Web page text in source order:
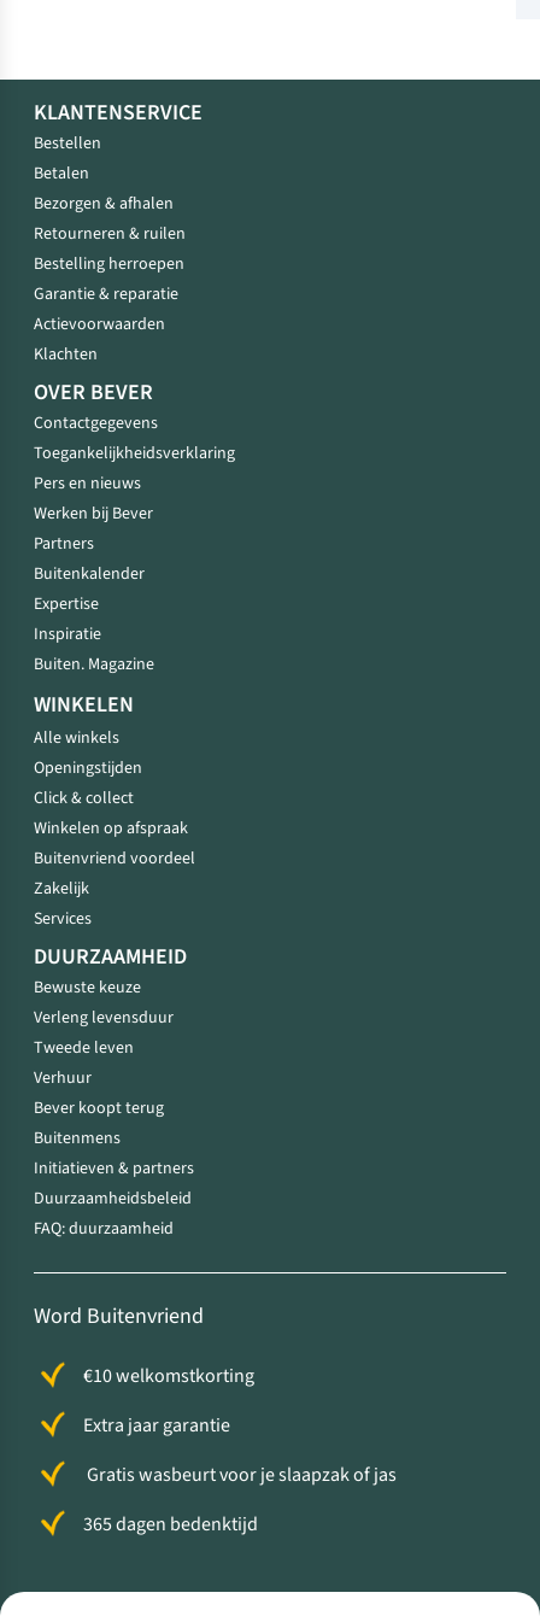
KLANTENSERVICE
Bestellen
Betalen
Bezorgen & afhalen
Retourneren & ruilen
Bestelling herroepen
Garantie & reparatie
Actievoorwaarden
Klachten
OVER BEVER
Contactgegevens
Toegankelijkheidsverklaring
Pers en nieuws
Werken bij Bever
Partners
Buitenkalender
Expertise
Inspiratie
Buiten. Magazine
WINKELEN
Alle winkels
Openingstijden
Click & collect
Winkelen op afspraak
Buitenvriend voordeel
Zakelijk
Services
DUURZAAMHEID
Bewuste keuze
Verleng levensduur
Tweede leven
Verhuur
Bever koopt terug
Buitenmens
Initiatieven & partners
Duurzaamheidsbeleid
FAQ: duurzaamheid
Word Buitenvriend
€10 welkomstkorting
Extra jaar garantie
Gratis wasbeurt voor je slaapzak of jas
365 dagen bedenktijd